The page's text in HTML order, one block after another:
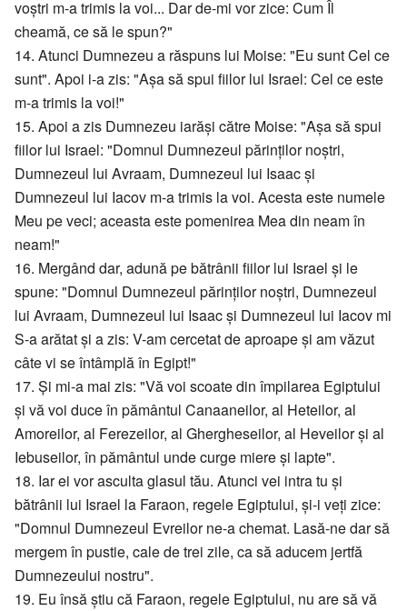
voștri m-a trimis la voi... Dar de-mi vor zice: Cum Îl
cheamă, ce să le spun?"
14. Atunci Dumnezeu a răspuns lui Moise: "Eu sunt Cel ce
sunt". Apoi i-a zis: "Așa să spui fiilor lui Israel: Cel ce este
m-a trimis la voi!"
15. Apoi a zis Dumnezeu iarăși către Moise: "Așa să spui
fiilor lui Israel: "Domnul Dumnezeul părinților noștri,
Dumnezeul lui Avraam, Dumnezeul lui Isaac și
Dumnezeul lui Iacov m-a trimis la voi. Acesta este numele
Meu pe veci; aceasta este pomenirea Mea din neam în
neam!"
16. Mergând dar, adună pe bătrânii fiilor lui Israel și le
spune: "Domnul Dumnezeul părinților noștri, Dumnezeul
lui Avraam, Dumnezeul lui Isaac și Dumnezeul lui Iacov mi
S-a arătat și a zis: V-am cercetat de aproape și am văzut
câte vi se întâmplă în Egipt!"
17. Și mi-a mai zis: "Vă voi scoate din împilarea Egiptului
și vă voi duce în pământul Canaaneilor, al Heteilor, al
Amoreilor, al Ferezeilor, al Ghergheseilor, al Heveilor și al
Iebuseilor, în pământul unde curge miere și lapte".
18. Iar ei vor asculta glasul tău. Atunci vei intra tu și
bătrânii lui Israel la Faraon, regele Egiptului, și-i veți zice:
"Domnul Dumnezeul Evreilor ne-a chemat. Lasă-ne dar să
mergem în pustie, cale de trei zile, ca să aducem jertfă
Dumnezeului nostru".
19. Eu însă știu că Faraon, regele Egiptului, nu are să vă